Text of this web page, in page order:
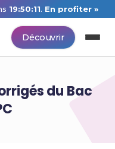
19:50:11. En profiter »
Découvrir
du Bac